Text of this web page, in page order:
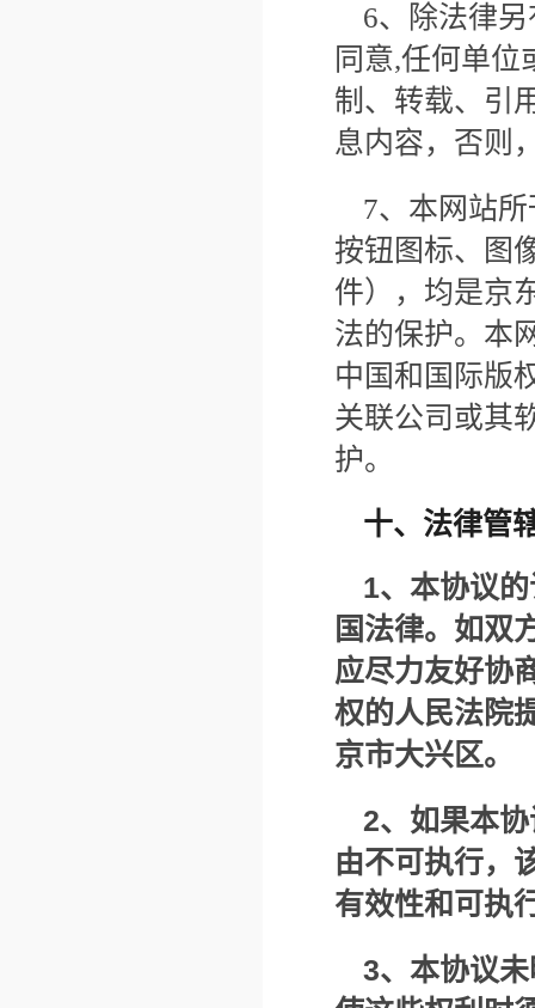
6、除法律
同意,任何单
制、转载、引
息内容，否则
7、本网站
按钮图标、图
件），均是京
法的保护。本
中国和国际版
关联公司或其
护。
十、法律管
1、本协议
国法律。如双
应尽力友好协
权的人民法院
京市大兴区。
2、如果本
由不可执行，
有效性和可执
3、本协议